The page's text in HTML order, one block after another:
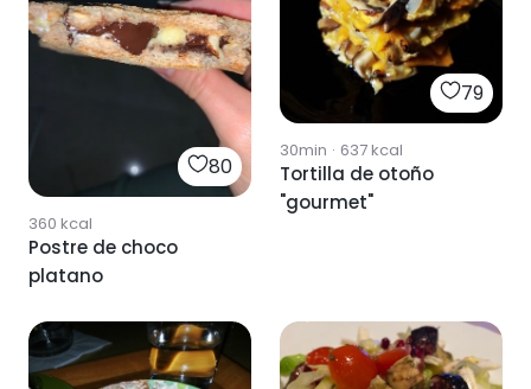
80
360 kcal
Postre de choco
platano
79
30min · 637kcal
Tortilla de otoño
"gourmet"